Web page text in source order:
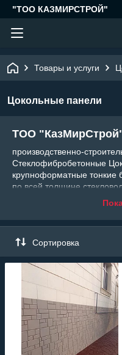
"ТОО КАЗМИРСТРОЙ"
Товары и услуги
Цокольные панели
ТОО
производственно-
Стеклофибробетонные
крупноформатные тонкие
по всей толщине
облицовки фасада
Дисперсионное
значительно увеличивает
площади армирования.
Сортировка